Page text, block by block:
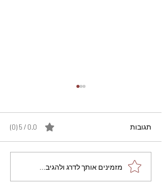
מתכון מנצח עוגת מייפל
שוקולד בחושה וקלה - זיוה
תגובות 0.0 / 5 ‏(0)
מזמינים אותך לדרג ולהגיב...